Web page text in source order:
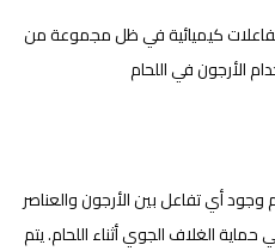
كيميائية في ظل مجموعة من
الأرجون في اللحام
أي تفاعل بين الأرجون والعناصر
حماية الغلاف الجوي أثناء اللحام. يتم